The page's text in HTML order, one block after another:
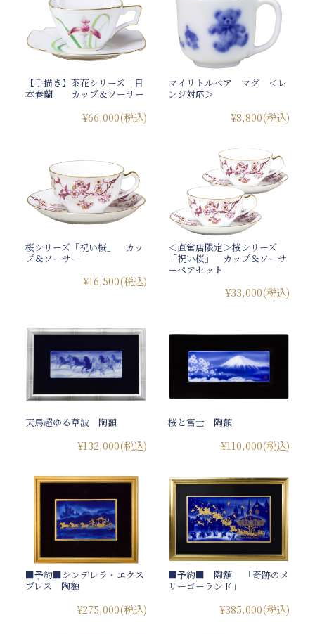
【手描き】茶花シリーズ「日
本春蘭」 カップ＆ソーサー
¥66,000(税込)
マイリトルベア マグ ＜レ
ンジ対応＞
¥8,800(税込)
桜シリーズ「祝い桜」 カッ
プ＆ソーサー
¥16,500(税込)
＜直営店限定＞桜シリーズ
「祝い桜」 カップ＆ソーサ
ーペアセット
¥33,000(税込)
天馬超ゆる草波 陶額
¥132,000(税込)
桜と富士 陶額
¥110,000(税込)
■予約■シンデレラ・エクス
プレス 陶額
¥275,000(税込)
■予約■ 陶額 「奇跡のメ
リーゴーランド」
¥385,000(税込)